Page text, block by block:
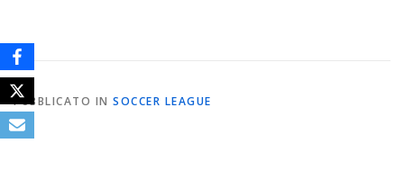
PUBBLICATO IN SOCCER LEAGUE